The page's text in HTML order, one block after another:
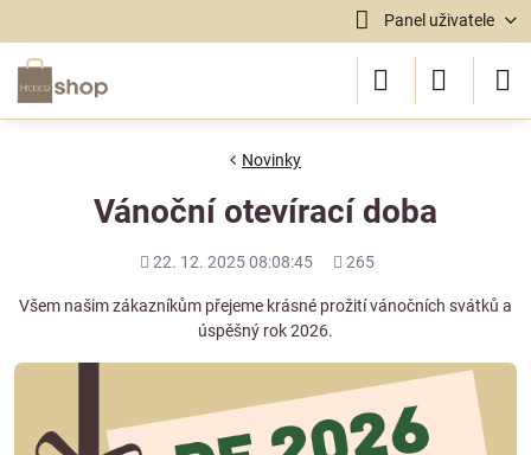
Panel uživatele
Novinky
Vánoční otevírací doba
Přidáno
22. 12. 2025 08:08:45
Počet
265
Všem našim zákazníkům přejeme krásné prožití vánočních svátků a
úspěšný rok 2026.